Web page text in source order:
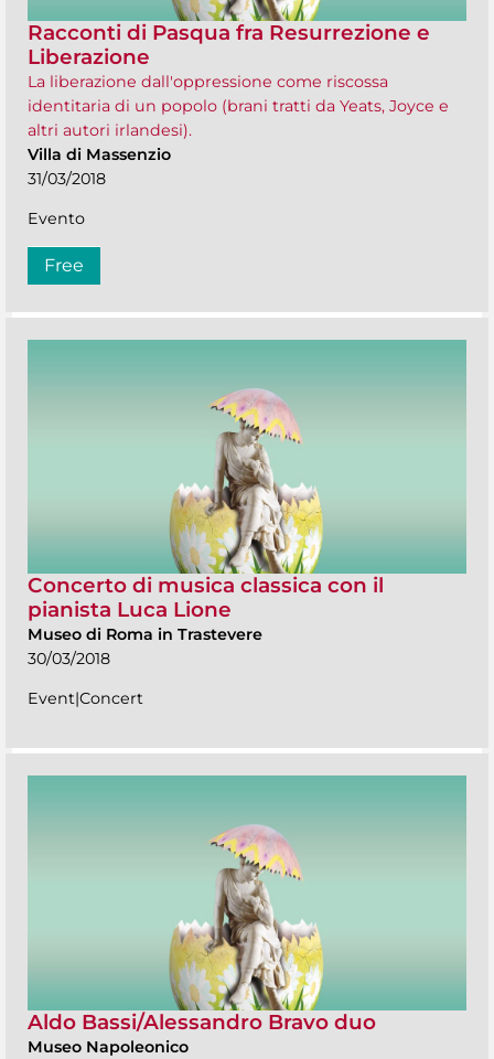
Racconti di Pasqua fra Resurrezione e
Liberazione
La liberazione dall'oppressione come riscossa
identitaria di un popolo (brani tratti da Yeats, Joyce e
altri autori irlandesi).
Villa di Massenzio
31/03/2018
Evento
Free
Concerto di musica classica con il
pianista Luca Lione
Museo di Roma in Trastevere
30/03/2018
Event|Concert
Aldo Bassi/Alessandro Bravo duo
Museo Napoleonico